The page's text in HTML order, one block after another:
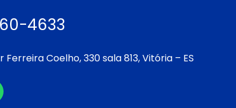
4633
Coelho, 330 sala 813, Vitória – ES